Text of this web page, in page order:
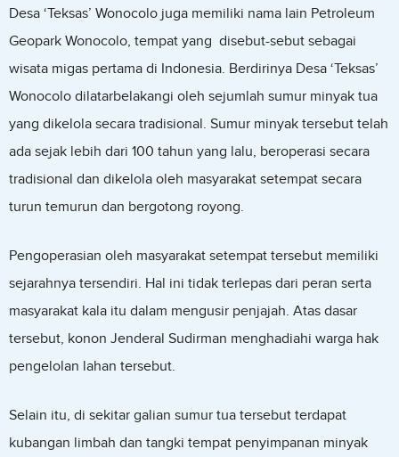
Desa ‘Teksas’ Wonocolo juga memiliki nama lain Petroleum
Geopark Wonocolo, tempat yang disebut-sebut sebagai
wisata migas pertama di Indonesia. Berdirinya Desa ‘Teksas’
Wonocolo dilatarbelakangi oleh sejumlah sumur minyak tua
yang dikelola secara tradisional. Sumur minyak tersebut telah
ada sejak lebih dari 100 tahun yang lalu, beroperasi secara
tradisional dan dikelola oleh masyarakat setempat secara
turun temurun dan bergotong royong.
Pengoperasian oleh masyarakat setempat tersebut memiliki
sejarahnya tersendiri. Hal ini tidak terlepas dari peran serta
masyarakat kala itu dalam mengusir penjajah. Atas dasar
tersebut, konon Jenderal Sudirman menghadiahi warga hak
pengelolan lahan tersebut.
Selain itu, di sekitar galian sumur tua tersebut terdapat
kubangan limbah dan tangki tempat penyimpanan minyak